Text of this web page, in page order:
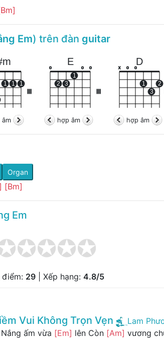
Em) trên đàn guitar
1 1 1
âm
E
o
2 3
1
o o
hợp âm
D
x o o
1
3
2
hợp âm
Organ
[Bm]
Em
điểm: 29 | Xếp hạng: 4.8/5
Vui Không Trọn Vẹn
Lam
Nắng ấm vừa [Em] lên Còn [Am] vương